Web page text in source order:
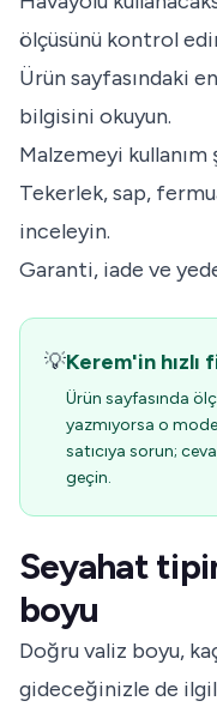
ölçüsünü kontrol
Ürün sayfasındaki
bilgisini okuyun.
Malzemeyi
Tekerlek, sap,
inceleyin.
Garanti, iade ve
💡Kerem'in hızlı
Ürün sayfasında
yazmıyorsa o
satıcıya sorun;
geçin.
Seyahat
boyu
Doğru valiz boyu,
gideceğinizle de